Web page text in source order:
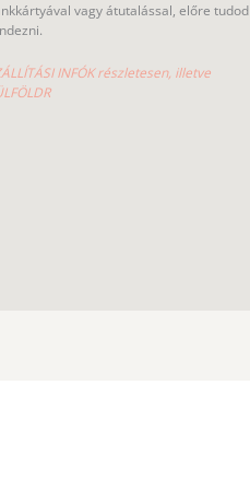
vagy átutalással, előre tudod
INFÓK részletesen, illetve